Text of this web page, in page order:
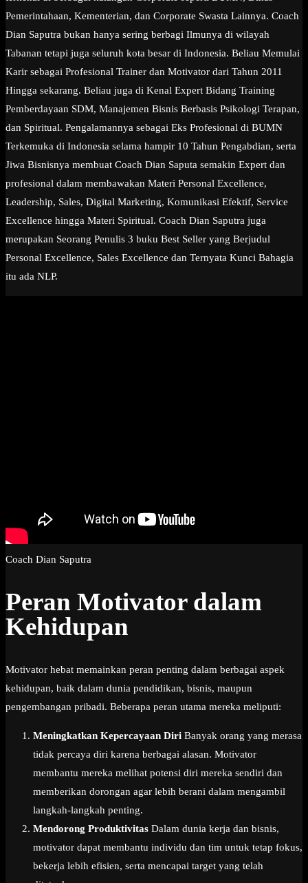
Pemerintahaan, Kementerian, dan Corporate Swasta Lainnya. Coach
Dian Saputra bukan hanya sering berbagi Ilmunya di wilayah
Tabanan tetapi juga seluruh kota besar di Indonesia. Beliau Memulai
Karir sebagai Profesional Trainer dan Motivator dari Tahun 2011
Hingga sekarang. Beliau juga di Kenal Expert Bidang Training
Pemberdayaan SDM, Manajemen Bisnis Berbasis Psikologi Terapan,
dan Spiritual. Pengalamannya sebagai Eks Profesional di BUMN
Terkemuka di Indonesia selama hampir 10 Tahun Pengabdian, serta
Jiwa Bisnisnya membuat Coach Dian Saputa semakin Expert dan
profesional dalam membawakan Materi Personal Excellence,
Leadership, Sales, Digital Marketing, Komunikasi Efektif, Service
Excellence hingga Materi Spiritual. Coach Dian Saputra juga
merupakan Seorang Penulis 3 buku Best Seller yang Berjudul
Personal Excellence, Sales Excellence dan Ternyata Kunci Bahagia
itu ada NLP.
Coach Dian Saputra
Peran Motivator dalam
Kehidupan
Motivator hebat memainkan peran penting dalam berbagai aspek
kehidupan, baik dalam dunia pendidikan, bisnis, maupun
pengembangan pribadi. Beberapa peran utama mereka meliputi:
Meningkatkan Kepercayaan Diri Banyak orang yang merasa
tidak percaya diri karena berbagai alasan. Motivator
membantu mereka melihat potensi diri mereka sendiri dan
memberikan dorongan agar lebih berani dalam mengambil
langkah-langkah penting.
Mendorong Produktivitas Dalam dunia kerja dan bisnis,
motivator dapat membantu individu dan tim untuk tetap fokus,
bekerja lebih efisien, serta mencapai target yang telah